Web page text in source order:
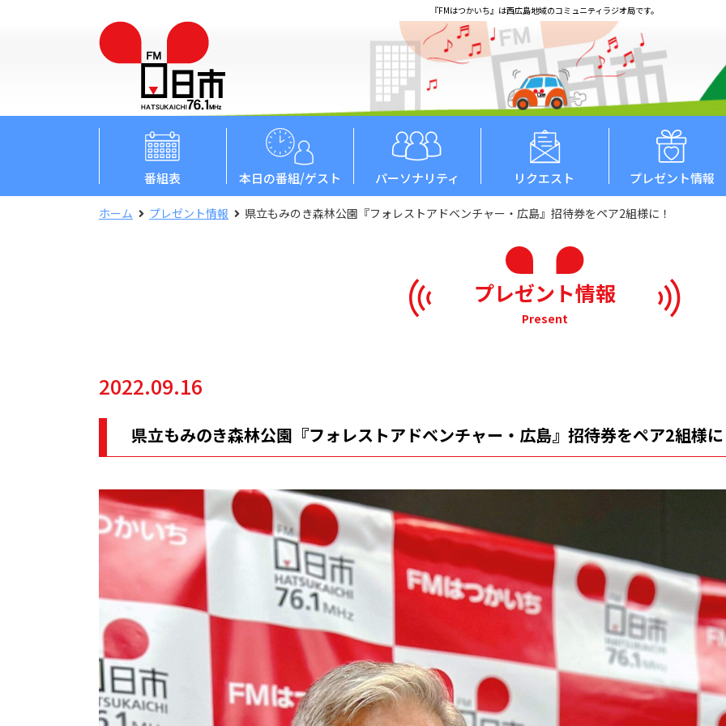
『FMはつかいち』は西広島地域のコミュニティラジオ局です。
番組表 本日の番組/ゲスト パーソナリティ リクエスト プレゼント情報
ホーム プレゼント情報 県立もみのき森林公園『フォレストアドベンチャー・広島』招待券をペア2組様に！
プレゼント情報
Present
2022.09.16
県立もみのき森林公園『フォレストアドベンチャー・広島』招待券をペア2組様